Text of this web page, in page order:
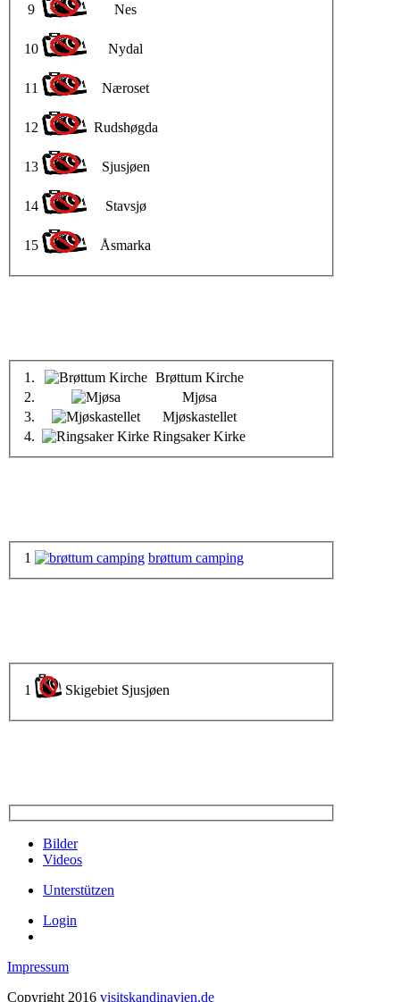
9 Nes
10 Nydal
11 Næroset
12 Rudshøgda
13 Sjusjøen
14 Stavsjø
15 Åsmarka
1.
Brøttum Kirche
2.
Mjøsa
3.
Mjøskastellet
4.
Ringsaker Kirke
1 brøttum camping
1 Skigebiet Sjusjøen
Bilder
Videos
Unterstützen
Login
Impressum
Copyright 2016 visitskandinavien.de